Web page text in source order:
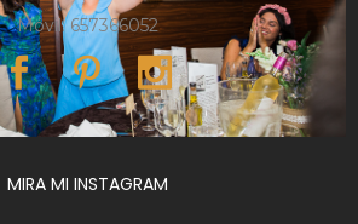
Móvil: 657366052
MIRA MI INSTAGRAM